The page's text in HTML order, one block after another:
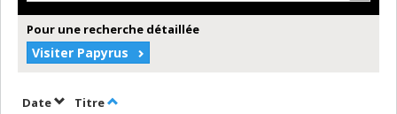
Pour une recherche détaillée
Visiter Papyrus
DateTrier par date en ordre décroissant
TitreTrier par titre en ordre décroissant